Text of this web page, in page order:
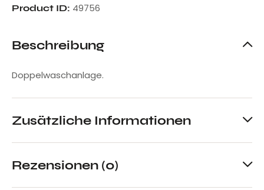
Product ID: 49756
Beschreibung
Doppelwaschanlage.
Zusätzliche Informationen
Rezensionen (0)